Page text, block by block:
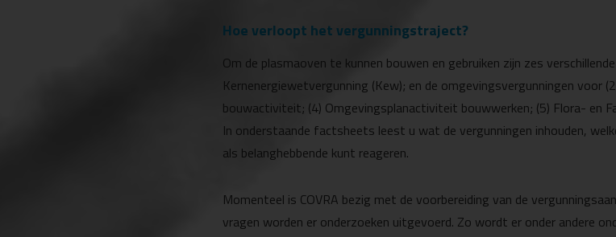
Hoe verloopt het vergunningstraject?
Om de plasmaoven te kunnen bouwen en gebruiken zijn zes
Kernenergiewetvergunning (Kew); en de omgevingsvergunningen voor
bouwactiviteit; (4) Omgevingsplanactiviteit bouwwerken; (5) Flora- en
In onderstaande factsheets leest u wat de vergunningen inhouden,
als belanghebbende kunt reageren.
Momenteel is COVRA bezig met de voorbereiding van de
vragen worden er onderzoeken uitgevoerd. Zo wordt er onder andere